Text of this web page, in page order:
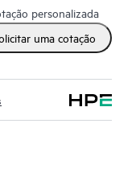
personalizada
uma cotação